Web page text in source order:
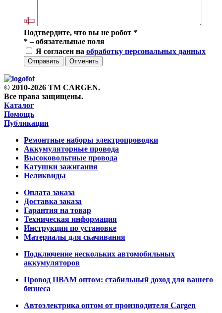
Подтвердите, что вы не робот *
*– обязательные поля
Я согласен на обработку персональных данных
Отправить Отменить
© 2010-2026 TM CARGEN.
Все права защищены.
Каталог
Помощь
Публикации
Ремонтные наборы электропроводки
Аккумуляторные провода
Высоковольтные провода
Катушки зажигания
Неликвиды
Оплата заказа
Доставка заказа
Гарантия на товар
Техническая информация
Инструкции по установке
Материалы для скачивания
Подключение нескольких автомобильных
аккумуляторов
Провод ПВАМ оптом: стабильный доход для вашего
бизнеса
Автоэлектрика оптом от производителя Cargen